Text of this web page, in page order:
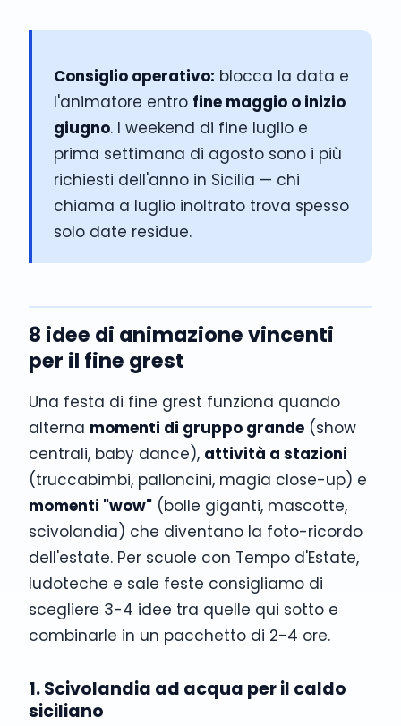
Consiglio operativo: blocca la data e
l'animatore entro fine maggio o inizio
giugno. I weekend di fine luglio e
prima settimana di agosto sono i più
richiesti dell'anno in Sicilia — chi
chiama a luglio inoltrato trova spesso
solo date residue.
8 idee di animazione vincenti
per il fine grest
Una festa di fine grest funziona quando
alterna momenti di gruppo grande (show
centrali, baby dance), attività a stazioni
(truccabimbi, palloncini, magia close-up) e
momenti "wow" (bolle giganti, mascotte,
scivolandia) che diventano la foto-ricordo
dell'estate. Per scuole con Tempo d'Estate,
ludoteche e sale feste consigliamo di
scegliere 3-4 idee tra quelle qui sotto e
combinarle in un pacchetto di 2-4 ore.
1. Scivolandia ad acqua per il caldo
siciliano